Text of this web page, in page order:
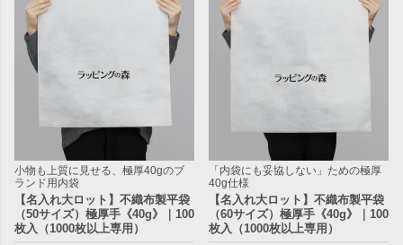
小物も上質に見せる、極厚40gのブ
ランド用内袋
【名入れ大ロット】不織布製平袋
（50サイズ）極厚手《40g》｜100
枚入（1000枚以上専用）
「内袋にも妥協しない」ための極厚
40g仕様
【名入れ大ロット】不織布製平袋
（60サイズ）極厚手《40g》｜100
枚入（1000枚以上専用）